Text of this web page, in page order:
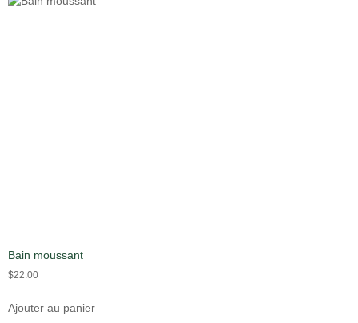
Bain moussant
$22.00
Ajouter au panier